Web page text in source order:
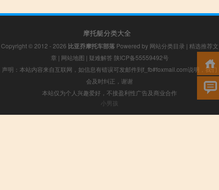
摩托艇分类大全
Copyright © 2012 - 2026 比亚乔摩托车部落Powered by 网站分类目录 | 精选推荐文
章 | 网站地图 | 疑难解答 陕ICP备55559492号
声明：本站内容来自互联网，如信息有错误可发邮件到f_fb#foxmail.com说明，我们
会及时纠正，谢谢
本站仅为个人兴趣爱好，不接盈利性广告及商业合作
小男孩